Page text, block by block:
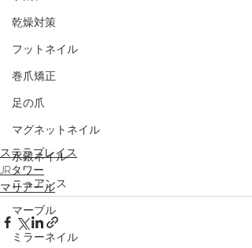
乾燥対策
フットネイル
巻爪矯正
足の爪
マグネットネイル
水銀ネイル
ニュアンス
マーブル
ミラーネイル
ステラプレイス
JRタワー
マリアール